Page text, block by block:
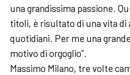
una grandissima passione.
titoli, è risultato di una vita di
quotidiani. Per me una
motivo di orgoglio”.
Massimo Milano, tre volte